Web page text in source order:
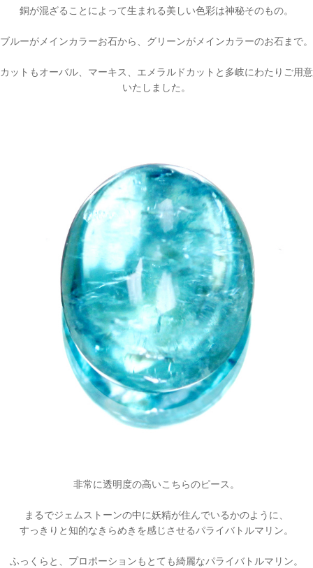
銅が混ざることによって生まれる美しい色彩は神秘そのもの。
ブルーがメインカラーお石から、グリーンがメインカラーのお石まで。
カットもオーバル、マーキス、エメラルドカットと多岐にわたりご用意
いたしました。
非常に透明度の高いこちらのピース。
まるでジェムストーンの中に妖精が住んでいるかのように、
すっきりと知的なきらめきを感じさせるパライバトルマリン。
ふっくらと、プロポーションもとても綺麗なパライバトルマリン。